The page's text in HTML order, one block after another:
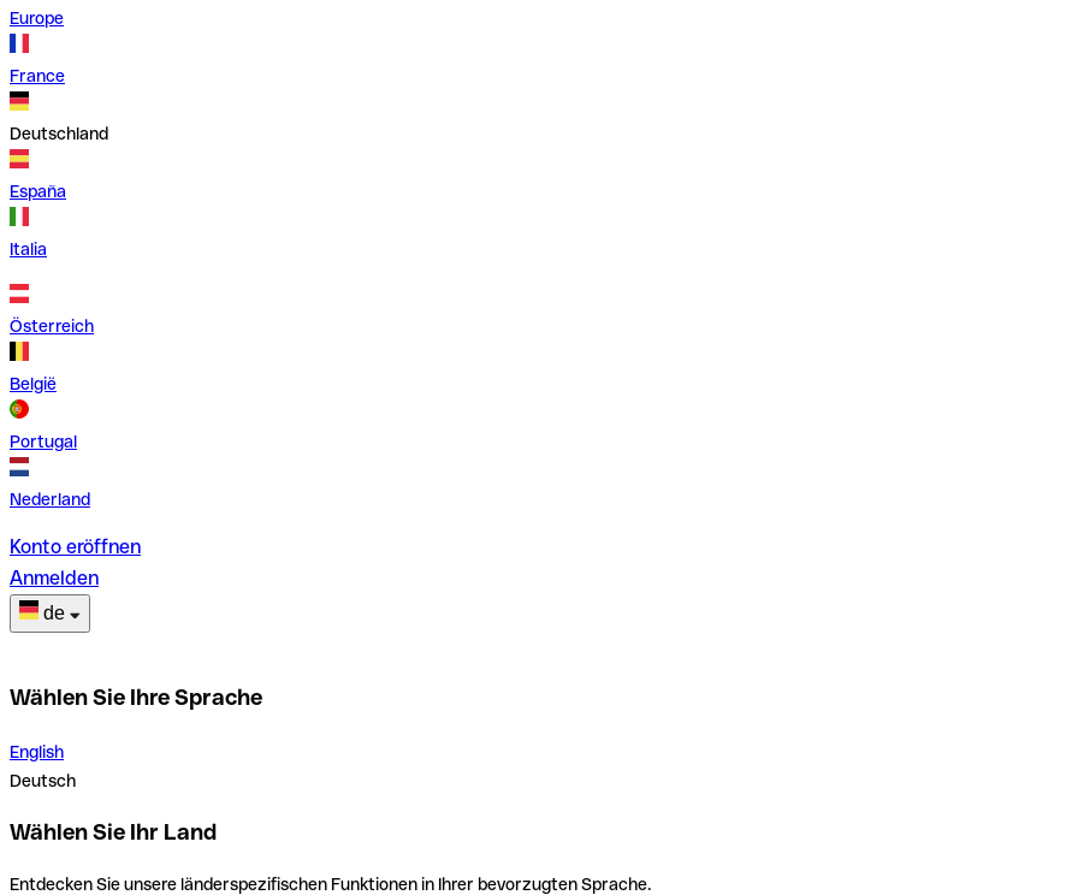
Europe
France
Deutschland
España
Italia
Österreich
België
Portugal
Nederland
Konto eröffnen
Anmelden
de
Wählen Sie Ihre Sprache
English
Deutsch
Wählen Sie Ihr Land
Entdecken Sie unsere länderspezifischen Funktionen in Ihrer bevorzugten Sprache.